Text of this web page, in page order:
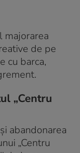
majorarea
de pe
cu barca,
„Centru
abandonarea
„Centru